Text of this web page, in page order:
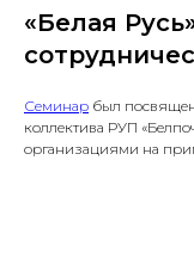
«Белая
Семинар был
коллектива РУП
организациями на